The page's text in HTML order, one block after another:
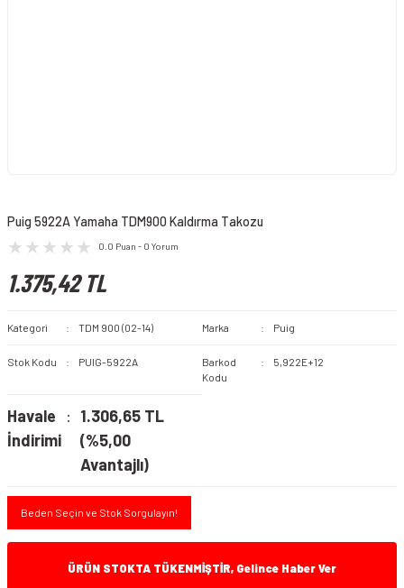
Puig 5922A Yamaha TDM900 Kaldırma Takozu
0.0 Puan - 0 Yorum
1.375,42 TL
Kategori TDM 900 (02-14) Marka Puig
Stok Kodu PUIG-5922A
Barkod
Kodu
5,922E+12
Havale
İndirimi
1.306,65 TL
(%5,00
Avantajlı)
Beden Seçin ve Stok Sorgulayın!
ÜRÜN STOKTA TÜKENMİŞTİR, Gelince Haber Ver